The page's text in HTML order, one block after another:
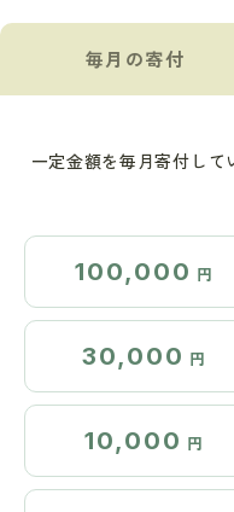
毎月の寄付
一定金額を毎月寄付し
100,000 円
30,000 円
10,000 円